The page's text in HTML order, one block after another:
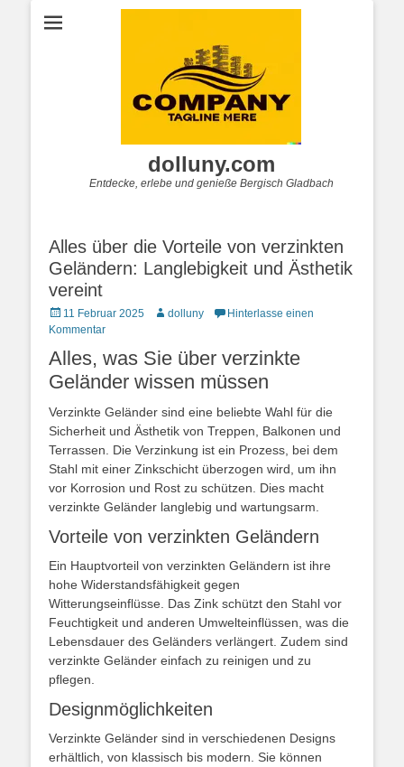
dolluny.com
Entdecke, erlebe und genieße Bergisch Gladbach
Alles über die Vorteile von verzinkten
Geländern: Langlebigkeit und Ästhetik
vereint
Posted
on
11 Februar 2025 Autordolluny
Hinterlasse einen
Kommentar
Alles, was Sie über verzinkte
Geländer wissen müssen
Verzinkte Geländer sind eine beliebte Wahl für die
Sicherheit und Ästhetik von Treppen, Balkonen und
Terrassen. Die Verzinkung ist ein Prozess, bei dem
Stahl mit einer Zinkschicht überzogen wird, um ihn
vor Korrosion und Rost zu schützen. Dies macht
verzinkte Geländer langlebig und wartungsarm.
Vorteile von verzinkten Geländern
Ein Hauptvorteil von verzinkten Geländern ist ihre
hohe Widerstandsfähigkeit gegen
Witterungseinflüsse. Das Zink schützt den Stahl vor
Feuchtigkeit und anderen Umwelteinflüssen, was die
Lebensdauer des Geländers verlängert. Zudem sind
verzinkte Geländer einfach zu reinigen und zu
pflegen.
Designmöglichkeiten
Verzinkte Geländer sind in verschiedenen Designs
erhältlich, von klassisch bis modern. Sie können